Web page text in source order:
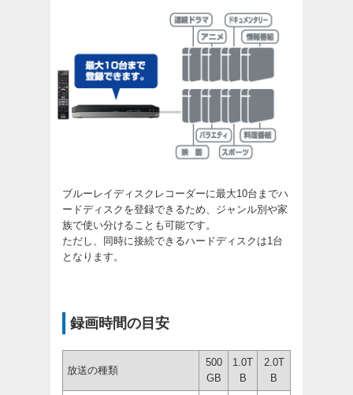
ブルーレイディスクレコーダーに最大10台までハ
ードディスクを登録できるため、ジャンル別や家
族で使い分けることも可能です。
ただし、同時に接続できるハードディスクは1台
となります。
録画時間の目安
放送の種類
500
GB
1.0T
B
2.0T
B